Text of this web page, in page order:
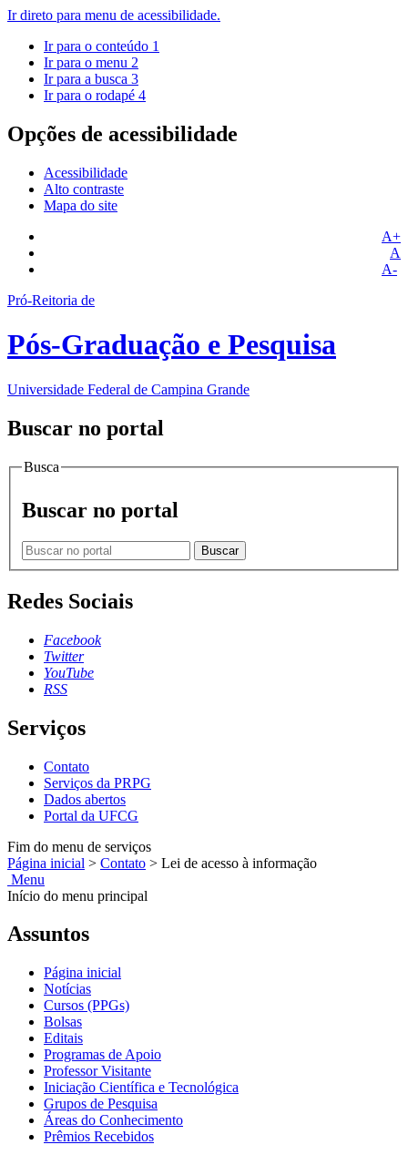
Ir direto para menu de acessibilidade.
Ir para o conteúdo 1
Ir para o menu 2
Ir para a busca 3
Ir para o rodapé 4
Opções de acessibilidade
Acessibilidade
Alto contraste
Mapa do site
A+
A
A-
Pró-Reitoria de
Pós-Graduação e Pesquisa
Universidade Federal de Campina Grande
Buscar no portal
Busca
Buscar no portal
Buscar
Redes Sociais
Facebook
Twitter
YouTube
RSS
Serviços
Contato
Serviços da PRPG
Dados abertos
Portal da UFCG
Fim do menu de serviços
Página inicial > Contato > Lei de acesso à informação
Menu
Início do menu principal
Assuntos
Página inicial
Notícias
Cursos (PPGs)
Bolsas
Editais
Programas de Apoio
Professor Visitante
Iniciação Científica e Tecnológica
Grupos de Pesquisa
Áreas do Conhecimento
Prêmios Recebidos